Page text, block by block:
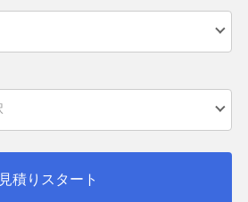
見積りスタート